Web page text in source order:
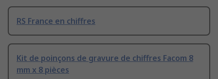
RS France en chiffres
Kit de poinçons de gravure de chiffres Facom 8
mm x 8 pièces